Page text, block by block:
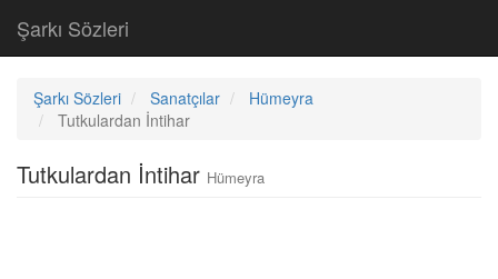
Şarkı Sözleri
Şarkı Sözleri Sanatçılar
Hümeyra
Tutkulardan İntihar
Tutkulardan İntihar Hümeyra